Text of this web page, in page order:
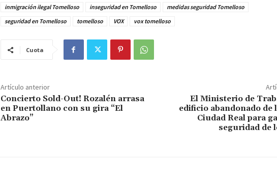
inmigración ilegal Tomelloso
inseguridad en Tomelloso
medidas seguridad Tomelloso
seguridad en Tomelloso
tomelloso VOX vox tomelloso
Cuota
Artículo anterior
Concierto Sold-Out! Rozalén arrasa
en Puertollano con su gira “El
Abrazo”
El Ministerio de
edificio abandonado de
Ciudad Real para
seguridad de